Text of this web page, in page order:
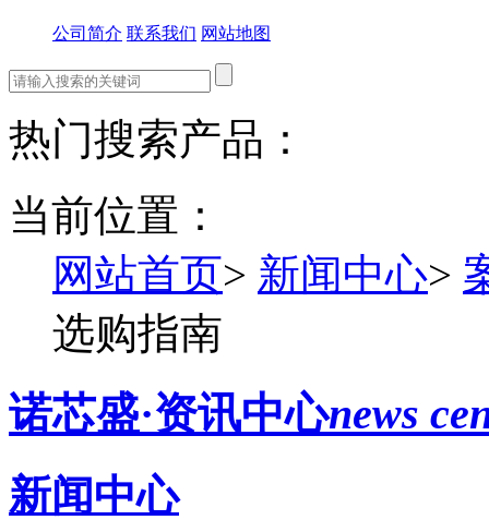
公司简介 联系我们 网站地图
热门搜索产品：
当前位置：
网站首页> 新闻中心>
选购指南
诺芯盛·资讯中心news
新闻中心